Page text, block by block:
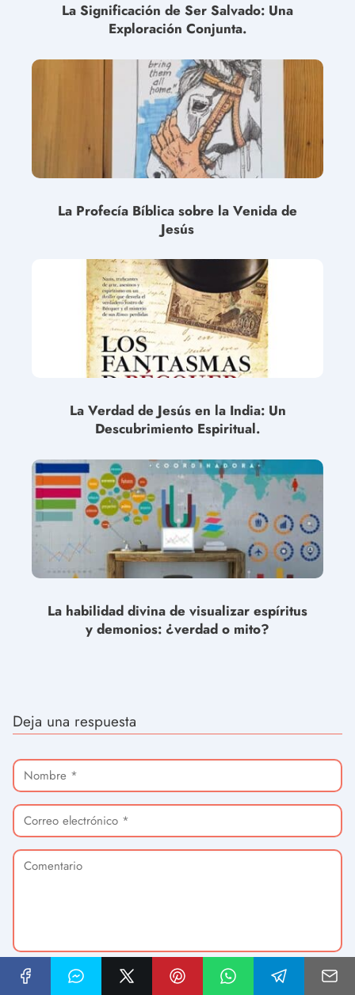
La Significación de Ser Salvado: Una
Exploración Conjunta.
La Profecía Bíblica sobre la Venida de
Jesús
La Verdad de Jesús en la India: Un
Descubrimiento Espiritual.
La habilidad divina de visualizar espíritus
y demonios: ¿verdad o mito?
Deja una respuesta